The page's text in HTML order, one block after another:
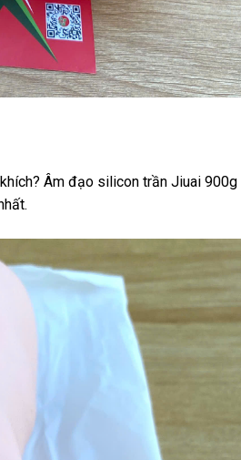
Âm đạo silicon trần Jiuai 900g